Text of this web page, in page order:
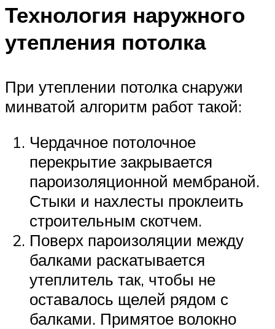
Технология наружного
утепления потолка
При утеплении потолка снаружи
минватой алгоритм работ такой:
Чердачное потолочное
перекрытие закрывается
пароизоляционной мембраной.
Стыки и нахлесты проклеить
строительным скотчем.
Поверх пароизоляции между
балками раскатывается
утеплитель так, чтобы не
оставалось щелей рядом с
балками. Примятое волокно